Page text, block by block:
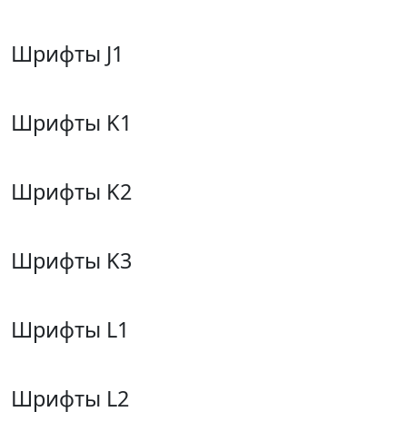
Шрифты J1
Шрифты K1
Шрифты K2
Шрифты K3
Шрифты L1
Шрифты L2